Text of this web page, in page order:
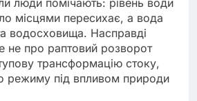
місцями пересихає, а вода
водосховища. Насправді
не про раптовий розворот
трансформацію стоку,
режиму під впливом природи